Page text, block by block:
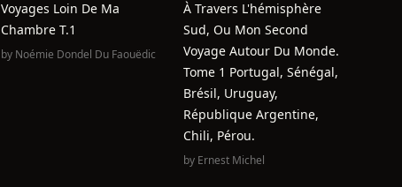
Voyages Loin De Ma
Chambre T.1
by Noémie Dondel Du Faouëdic
À Travers L'hémisphère
Sud, Ou Mon Second
Voyage Autour Du Monde.
Tome 1 Portugal, Sénégal,
Brésil, Uruguay,
République Argentine,
Chili, Pérou.
by Ernest Michel